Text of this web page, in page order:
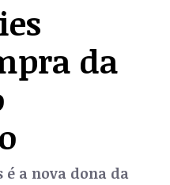
da
é a nova dona da